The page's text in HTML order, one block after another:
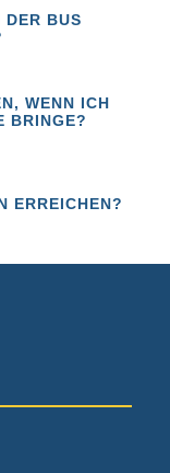
DER BUS
WENN ICH
BRINGE?
ERREICHEN?